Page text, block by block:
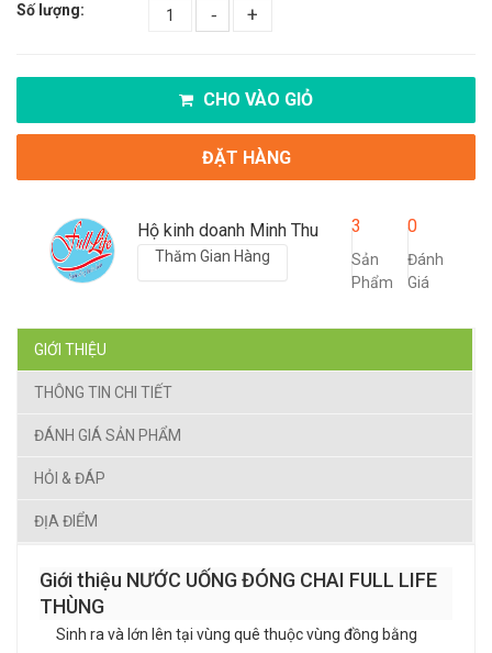
Số lượng: - +
CHO VÀO GIỎ
ĐẶT HÀNG
Hộ kinh doanh Minh Thu
Thăm Gian Hàng
3
Sản
Phẩm
0
Đánh
Giá
GIỚI THIỆU
THÔNG TIN CHI TIẾT
ĐÁNH GIÁ SẢN PHẨM
HỎI & ĐÁP
ĐỊA ĐIỂM
Giới thiệu NƯỚC UỐNG ĐÓNG CHAI FULL LIFE
THÙNG
Sinh ra và lớn lên tại vùng quê thuộc vùng đồng bằng